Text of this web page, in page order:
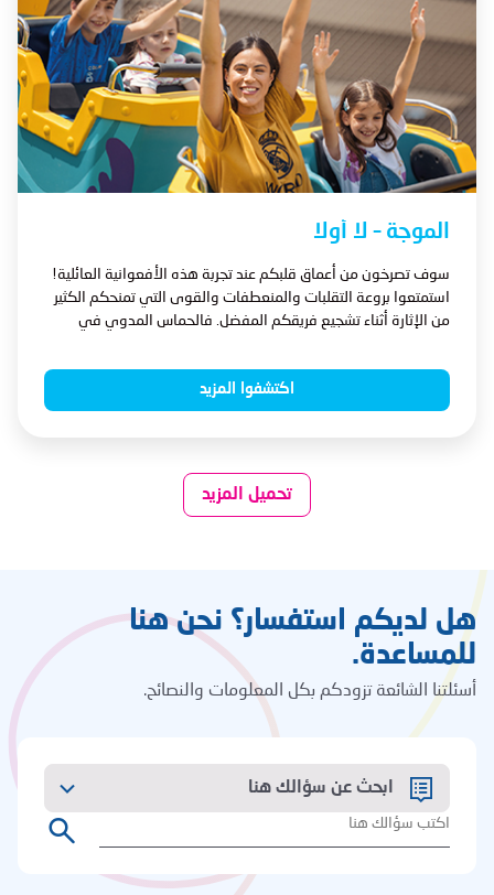
الموجة – لا أولا
سوف تصرخون من أعماق قلبكم عند تجربة هذه الأفعوانية العائلية!
استمتعوا بروعة التقلبات والمنعطفات والقوى التي تمنحكم الكثير
من الإثارة أثناء تشجيع فريقكم المفضل. فالحماس المدوي في
اكتشفوا المزيد
تحميل المزيد
هل لديكم استفسار؟ نحن هنا
للمساعدة.
أسئلتنا الشائعة تزودكم بكل المعلومات والنصائح.
ابحث عن سؤالك هنا